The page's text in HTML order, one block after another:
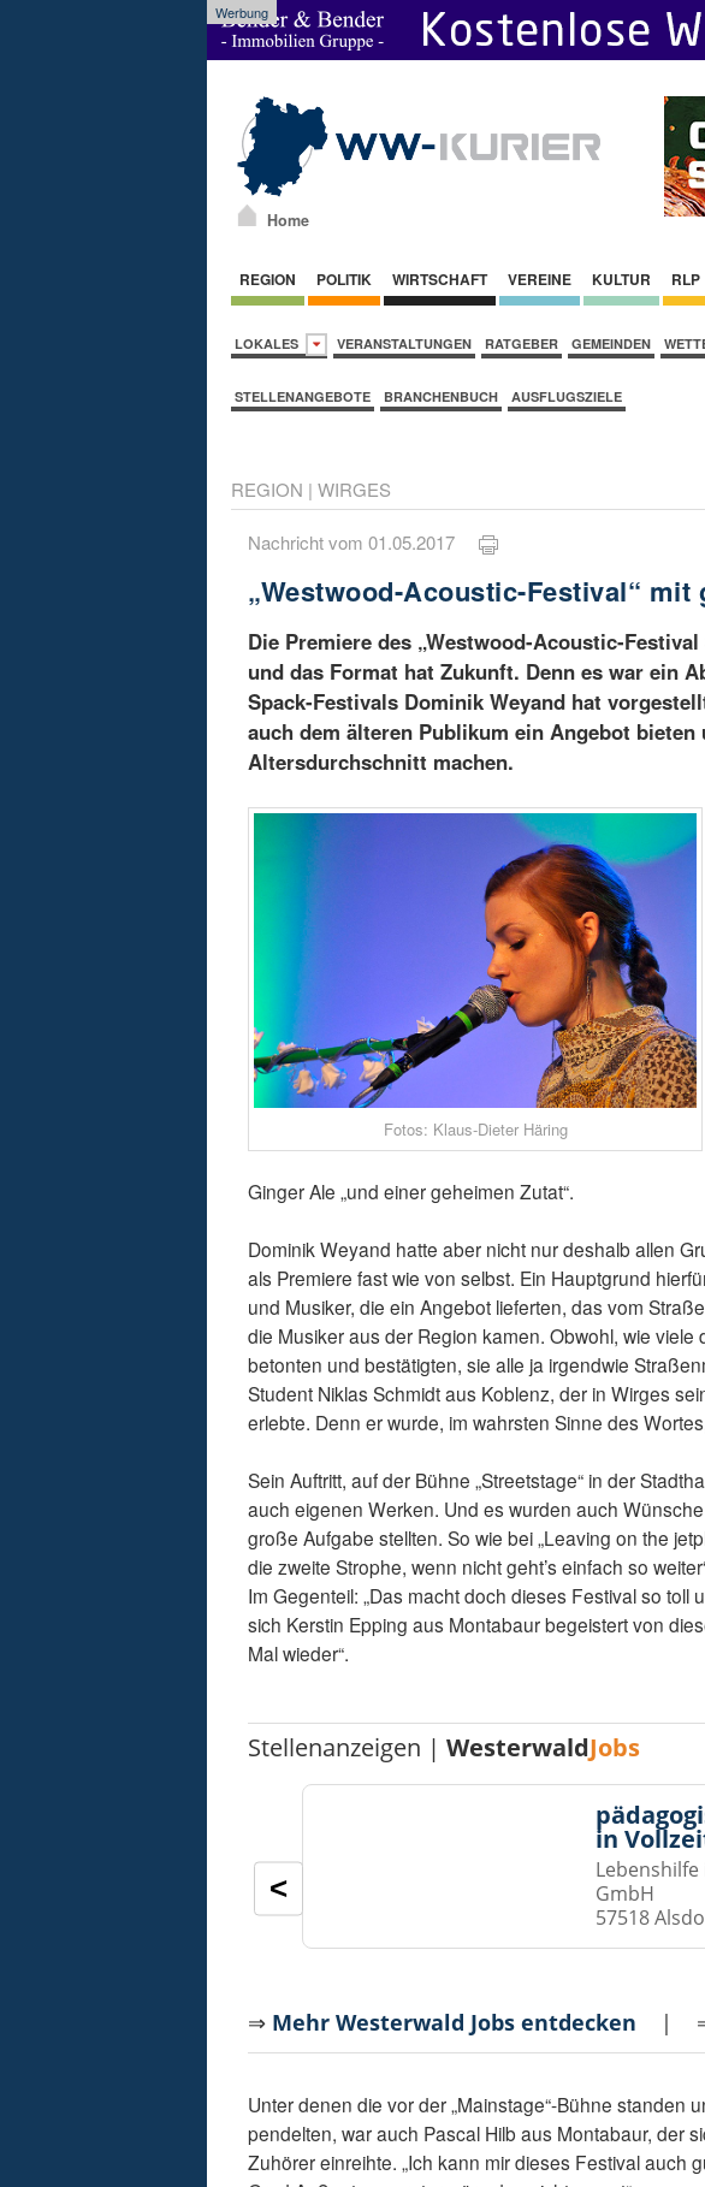
Werbung
Home
REGION POLITIK WIRTSCHAFT VEREINE KULTUR RLP
LOKALES VERANSTALTUNGEN RATGEBER GEMEINDEN
STELLENANGEBOTE BRANCHENBUCH AUSFLUGSZIELE
REGION | WIRGES
Nachricht vom 01.05.2017
„Westwood-Acoustic-Festival“ mit
Die Premiere des „Westwood-Acoustic-
und das Format hat Zukunft. Denn es war ein
Spack-Festivals Dominik Weyand hat
auch dem älteren Publikum ein Angebot
Altersdurchschnitt machen.
Fotos: Klaus-Dieter Häring
Ginger Ale „und einer geheimen Zutat“.
Dominik Weyand hatte aber nicht nur deshalb allen
als Premiere fast wie von selbst. Ein Hauptgrund
und Musiker, die ein Angebot lieferten, das vom
die Musiker aus der Region kamen. Obwohl, wie
betonten und bestätigten, sie alle ja irgendwie
Student Niklas Schmidt aus Koblenz, der in Wirges
erlebte. Denn er wurde, im wahrsten Sinne des
Sein Auftritt, auf der Bühne „Streetstage“ in der
auch eigenen Werken. Und es wurden auch
große Aufgabe stellten. So wie bei „Leaving on the
die zweite Strophe, wenn nicht geht’s einfach so
Im Gegenteil: „Das macht doch dieses Festival so toll
sich Kerstin Epping aus Montabaur begeistert von
Mal wieder“.
Stellenanzeigen |WesterwaldJobs
in
GmbH
57518
<
⇒ Mehr Westerwald Jobs entdecken |
Unter denen die vor der „Mainstage“-Bühne standen
pendelten, war auch Pascal Hilb aus Montabaur, der
Zuhörer einreihte. „Ich kann mir dieses Festival auch